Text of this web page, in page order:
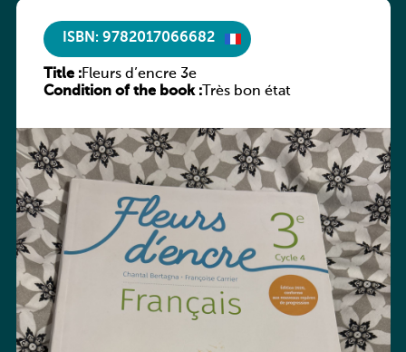
ISBN: 9782017066682
Title :Fleurs d’encre 3e
Condition of the book :Très bon état